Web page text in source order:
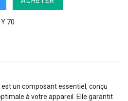
Y 70
est un composant essentiel, conçu
à votre appareil. Elle garantit